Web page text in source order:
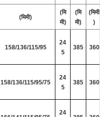
(मिमी)
(मि
मी)
(मि
मी)
(मिमी
)
158/136/115/95
24
5
385 360
158/136/115/95/75
24
5
385 360
24